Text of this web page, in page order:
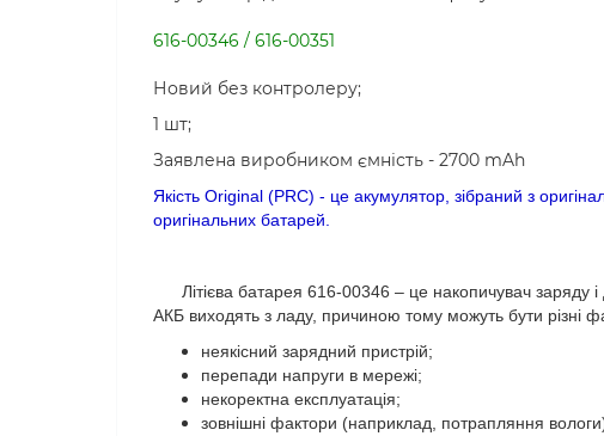
616-00346 / 616-00351
Новий без контролеру;
1 шт;
Заявлена виробником ємність - 2700 mAh
Якість Original (PRC) - це акумулятор, зібраний з
оригінальних батарей.
Літієва батарея 616-00346 – це накопичувач заряду
АКБ виходять з ладу, причиною тому можуть бути різні
неякісний зарядний пристрій;
перепади напруги в мережі;
некоректна експлуатація;
зовнішні фактори (наприклад, потрапляння